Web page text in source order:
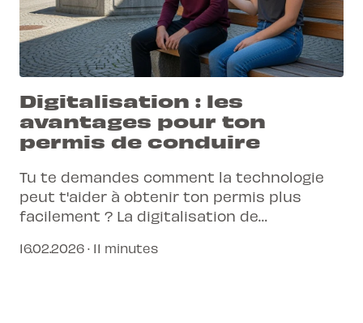
Digitalisation : les
avantages pour ton
permis de conduire
Tu te demandes comment la technologie
peut t'aider à obtenir ton permis plus
facilement ? La digitalisation de
avantages concrets pour un parcours plus
16.02.2026 · 11 minutes